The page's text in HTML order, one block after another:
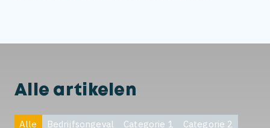
Alle artikelen
Alle Bedrijfsongeval Categorie 1
Categorie 2